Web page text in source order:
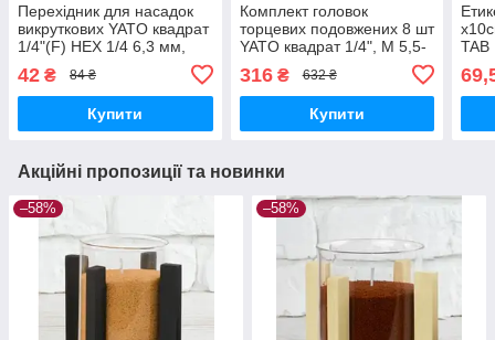
Перехідник для насадок
викруткових YATO квадрат
1/4"(F) HEX 1/4 6,3 мм,
42 ₴ 84 ₴
Купити
Комплект головок
торцевих подовжених 8 шт
YATO квадрат 1/4", М 5,5-
316₴ 632 ₴
Купити
TAB
Акційні пропозиції та новинки
–58% –58%